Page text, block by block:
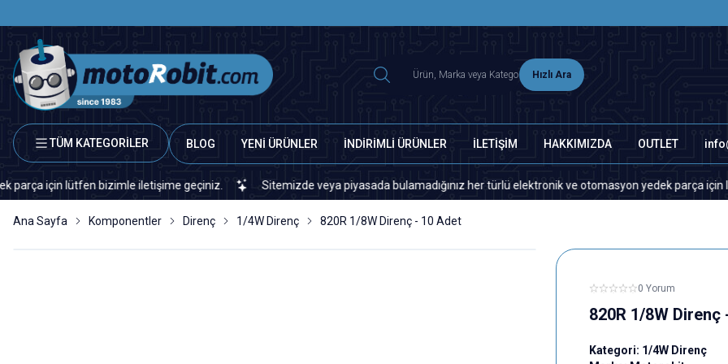
Hızlı Ara
TÜM KATEGORİLER BLOG YENİ ÜRÜNLER İNDİRİMLİ ÜRÜNLER İLETİŞİM HAKKIMIZDA OUTLET
lütfen bizimle iletişime geçiniz. Sitemizde veya piyasada bulamadığınız her türlü elektronik ve otomasyon yedek parça için lütfen
Ana Sayfa Komponentler Direnç 1/4W Direnç 820R 1/8W Direnç - 10 Adet
0 Yorum
820R 1/8W Direnç
Kategori: 1/4W Direnç